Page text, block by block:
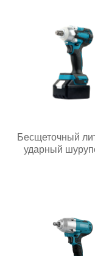
Бесщеточный
ударный